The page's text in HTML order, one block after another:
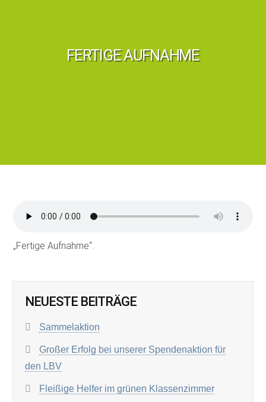
FERTIGE AUFNAHME
„Fertige Aufnahme“.
NEUESTE BEITRÄGE
Sammelaktion
Großer Erfolg bei unserer Spendenaktion für
den LBV
Fleißige Helfer im grünen Klassenzimmer